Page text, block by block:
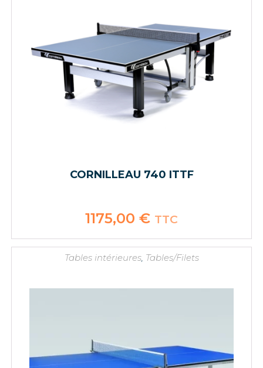
CORNILLEAU 740 ITTF
1175,00 € TTC
Tables intérieures, Tables/Filets